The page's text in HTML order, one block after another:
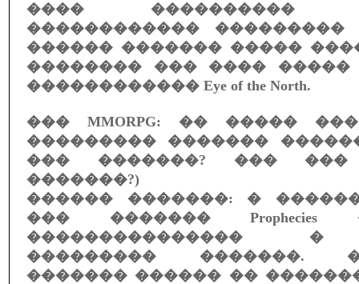
���� ����������
������������
������ ������� �����
�������� ��� ���� �����
������������ Eye of the North.
��� MMORPG: �� �����
��������� �������
��� �������? ��� ���
�������?)
������ �������: �
��� ������� Prophecies
��������������� �
��������� �������.
������� ������ ��